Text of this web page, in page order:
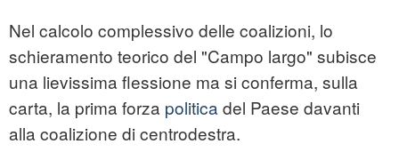
Nel calcolo complessivo delle coalizioni, lo
schieramento teorico del "Campo largo" subisce
una lievissima flessione ma si conferma, sulla
carta, la prima forza politica del Paese davanti
alla coalizione di centrodestra.